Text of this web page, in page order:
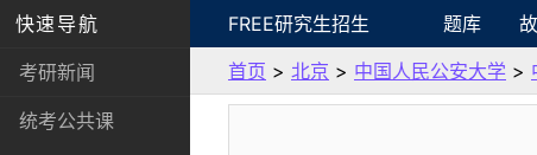
快速导航
考研新闻
统考公共课
FREE研究生招生 题库
首页 > 北京 > 中国人民公安大学 >